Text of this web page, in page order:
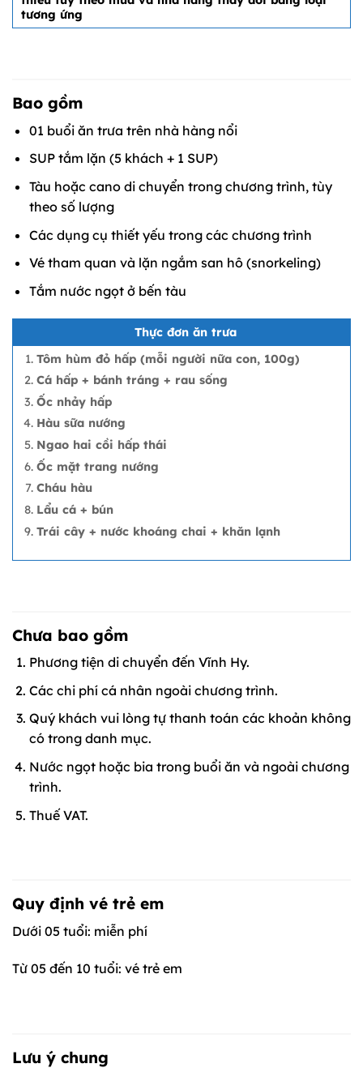
tương ứng
Bao gồm
01 buổi ăn trưa trên nhà hàng nổi
SUP tắm lặn (5 khách + 1 SUP)
Tàu hoặc cano di chuyển trong chương trình, tùy
theo số lượng
Các dụng cụ thiết yếu trong các chương trình
Vé tham quan và lặn ngắm san hô (snorkeling)
Tắm nước ngọt ở bến tàu
Thực đơn ăn trưa
Tôm hùm đỏ hấp (mỗi người nữa con, 100g)
Cá hấp + bánh tráng + rau sống
Ốc nhảy hấp
Hàu sữa nướng
Ngao hai cồi hấp thái
Ốc mặt trang nướng
Cháu hàu
Lẩu cá + bún
Trái cây + nước khoáng chai + khăn lạnh
Chưa bao gồm
Phương tiện di chuyển đến Vĩnh Hy.
Các chi phí cá nhân ngoài chương trình.
Quý khách vui lòng tự thanh toán các khoản không
có trong danh mục.
Nước ngọt hoặc bia trong buổi ăn và ngoài chương
trình.
Thuế VAT.
Quy định vé trẻ em
Dưới 05 tuổi: miễn phí
Từ 05 đến 10 tuổi: vé trẻ em
Lưu ý chung